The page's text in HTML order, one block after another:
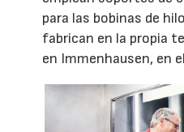
para las bobinas de
fabrican en la propia
en Immenhausen, en